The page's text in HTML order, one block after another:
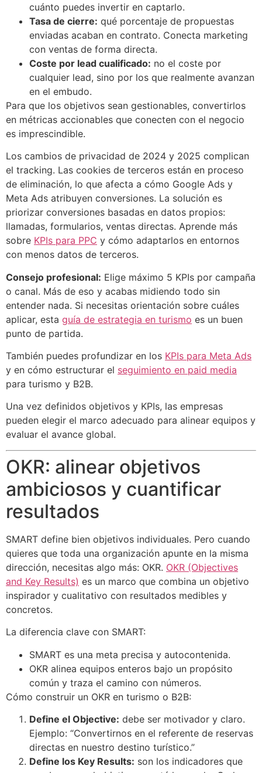
cuánto puedes invertir en captarlo.
Tasa de cierre: qué porcentaje de propuestas
enviadas acaban en contrato. Conecta marketing
con ventas de forma directa.
Coste por lead cualificado: no el coste por
cualquier lead, sino por los que realmente avanzan
en el embudo.
Para que los objetivos sean gestionables, convertirlos
en métricas accionables que conecten con el negocio
es imprescindible.
Los cambios de privacidad de 2024 y 2025 complican
el tracking. Las cookies de terceros están en proceso
de eliminación, lo que afecta a cómo Google Ads y
Meta Ads atribuyen conversiones. La solución es
priorizar conversiones basadas en datos propios:
llamadas, formularios, ventas directas. Aprende más
sobre KPIs para PPC y cómo adaptarlos en entornos
con menos datos de terceros.
Consejo profesional: Elige máximo 5 KPIs por campaña
o canal. Más de eso y acabas midiendo todo sin
entender nada. Si necesitas orientación sobre cuáles
aplicar, esta guía de estrategia en turismo es un buen
punto de partida.
También puedes profundizar en los KPIs para Meta Ads
y en cómo estructurar el seguimiento en paid media
para turismo y B2B.
Una vez definidos objetivos y KPIs, las empresas
pueden elegir el marco adecuado para alinear equipos y
evaluar el avance global.
OKR: alinear objetivos
ambiciosos y cuantificar
resultados
SMART define bien objetivos individuales. Pero cuando
quieres que toda una organización apunte en la misma
dirección, necesitas algo más: OKR. OKR (Objectives
and Key Results) es un marco que combina un objetivo
inspirador y cualitativo con resultados medibles y
concretos.
La diferencia clave con SMART:
SMART es una meta precisa y autocontenida.
OKR alinea equipos enteros bajo un propósito
común y traza el camino con números.
Cómo construir un OKR en turismo o B2B:
Define el Objective: debe ser motivador y claro.
Ejemplo: “Convertirnos en el referente de reservas
directas en nuestro destino turístico.”
Define los Key Results: son los indicadores que